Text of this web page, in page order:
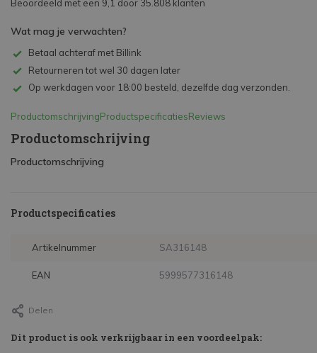
Beoordeeld met een 9,1 door 35.808 klanten
Wat mag je verwachten?
Betaal achteraf met Billink
Retourneren tot wel 30 dagen later
Op werkdagen voor 18:00 besteld, dezelfde dag verzonden.
ProductomschrijvingProductspecificatiesReviews
Productomschrijving
Productomschrijving
Productspecificaties
Artikelnummer SA316148
EAN 5999577316148
Delen
Dit product is ook verkrijgbaar in een voordeelpak: